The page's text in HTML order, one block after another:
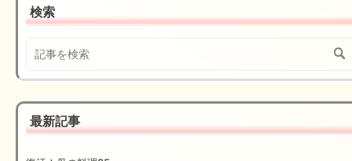
検索
最新記事